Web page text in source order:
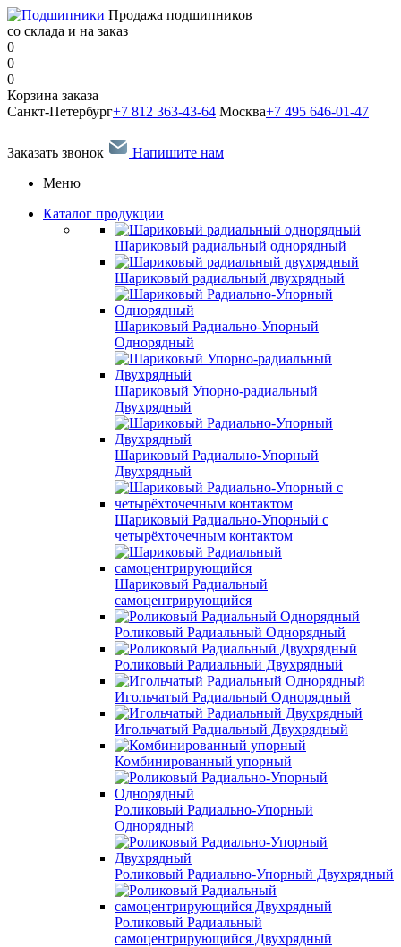
Продажа подшипников
со склада и на заказ
0
0
0
Корзина заказа
Санкт-Петербург+7 812 363-43-64 Москва+7 495 646-01-47
Заказать звонок
Напишите нам
Меню
Каталог продукции
Шариковый радиальный однорядный
Шариковый радиальный двухрядный
Шариковый Радиально-Упорный
Однорядный
Шариковый Упорно-радиальный
Двухрядный
Шариковый Радиально-Упорный
Двухрядный
Шариковый Радиально-Упорный с
четырёхточечным контактом
Шариковый Радиальный
самоцентрирующийся
Роликовый Радиальный Однорядный
Роликовый Радиальный Двухрядный
Игольчатый Радиальный Однорядный
Игольчатый Радиальный Двухрядный
Комбинированный упорный
Роликовый Радиально-Упорный
Однорядный
Роликовый Радиально-Упорный Двухрядный
Роликовый Радиальный
самоцентрирующийся Двухрядный